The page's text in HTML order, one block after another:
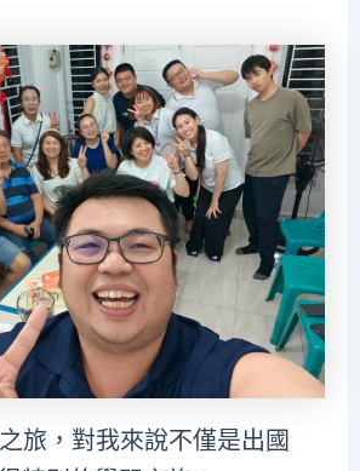
旅，對我來說不僅是出國